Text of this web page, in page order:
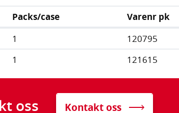
Packs/case Varenr pk
1 120795
1 121615
oss Kontakt oss